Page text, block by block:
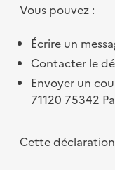
Vous pouvez :
Écrire un
Contacter le
Envoyer un
71120 75342
Cette